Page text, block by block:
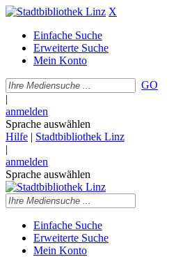
X
Einfache Suche
Erweiterte Suche
Mein Konto
GO
|
anmelden
Sprache auswählen
Hilfe | Stadtbibliothek Linz
|
anmelden
Sprache auswählen
Einfache Suche
Erweiterte Suche
Mein Konto